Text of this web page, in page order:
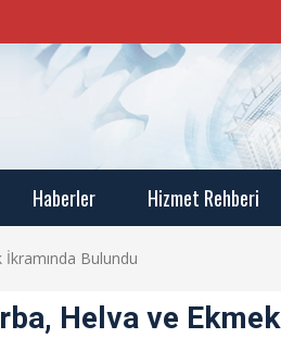
Haberler Hizmet Rehberi
Bulundu
Helva ve Ekmek